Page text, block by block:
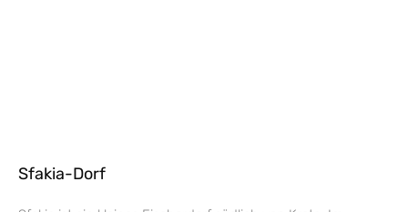
Sfakia-Dorf